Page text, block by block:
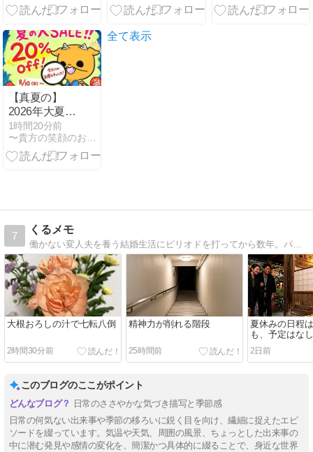
最新調理家電
ようび
研究が示す
全資産」の役
ずなのに…即
【真夏の】
2026年大夏祭
り！！【大セ
ール】
1時間20分前
〜貴方の笑顔のお手伝い〜創作工房mucco
全て表示
7
くるメモ
働かない変人夫を養う結婚生活にピリオドを打ってから数年。パートと在宅の仕事でなんとか生計を立てています。旧『離活のためのアラフィフ貯金日記』→『ぼっちシニアの幸せ探し貯金日記』→当ブログへと変遷しています。
大根おろしの汁で七転八倒
2時間30分前
精神力が削れる階段
25時間前
夏休みの日程
も、予定はなし
2日前
このブログのここがポイント
日常のささやかな気づき描写と季節感
日常の何気ない出来事や季節の移ろいに鋭く目を向け、繊細に捉えたエピ
ソードを綴っています。気温や天気、周囲の風景、ちょっとした出来事の
中に潜む発見や感情の変化を、簡潔かつ具体的に綴ることで、身近な世界